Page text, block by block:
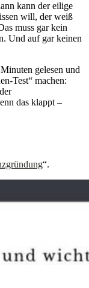
kann der eilige
will, der weiß
muss gar kein
Und auf gar keinen
gelesen und
Test“ machen:
das klappt –
“.